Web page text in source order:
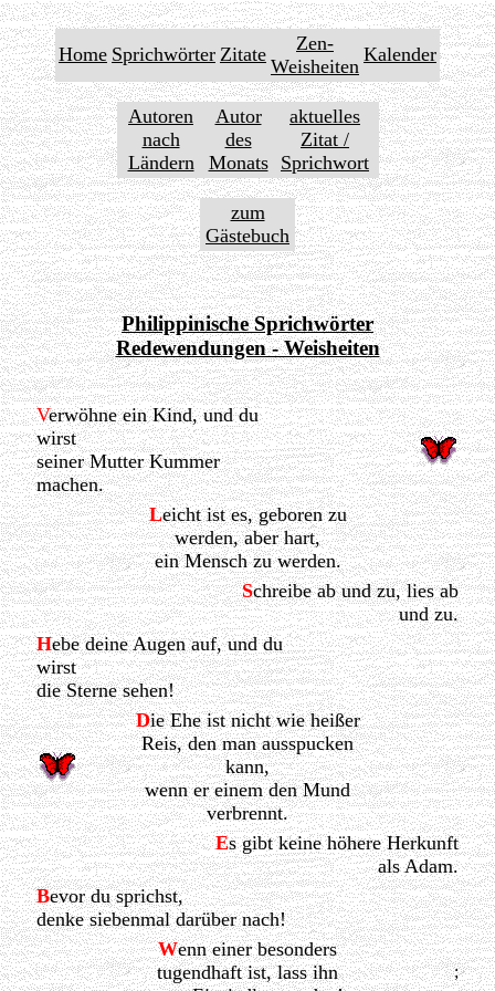
Home Sprichwörter Zitate
Zen-
Weisheiten
Kalender
Autoren
nach
Ländern
Autor
des
Monats
aktuelles
Zitat /
Sprichwort
zum
Gästebuch
Philippinische Sprichwörter
Redewendungen - Weisheiten
Verwöhne ein Kind, und du
wirst
seiner Mutter Kummer
machen.
Leicht ist es, geboren zu
werden, aber hart,
ein Mensch zu werden.
Schreibe ab und zu, lies ab
und zu.
Hebe deine Augen auf, und du
wirst
die Sterne sehen!
Die Ehe ist nicht wie heißer
Reis, den man ausspucken
kann,
wenn er einem den Mund
verbrennt.
Es gibt keine höhere Herkunft
als Adam.
Bevor du sprichst,
denke siebenmal darüber nach!
Wenn einer besonders
tugendhaft ist, lass ihn
;